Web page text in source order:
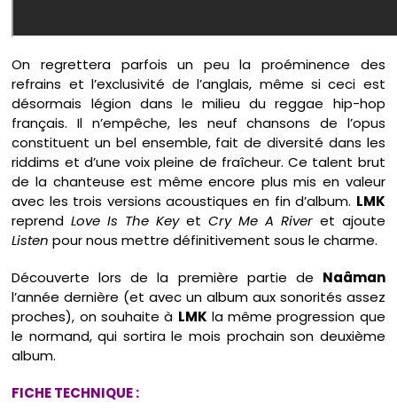
On regrettera parfois un peu la proéminence des
refrains et l’exclusivité de l’anglais, même si ceci est
désormais légion dans le milieu du reggae hip-hop
français. Il n’empêche, les neuf chansons de l’opus
constituent un bel ensemble, fait de diversité dans les
riddims et d’une voix pleine de fraîcheur. Ce talent brut
de la chanteuse est même encore plus mis en valeur
avec les trois versions acoustiques en fin d’album. LMK
reprendLove Is The Keyet Cry Me A Riveret ajoute
Listen pour nous mettre définitivement sous le charme.
Découverte lors de la première partie de Naâman
l’année dernière (et avec un album aux sonorités assez
proches), on souhaite à LMK la même progression que
le normand, qui sortira le mois prochain son deuxième
album.
FICHE TECHNIQUE :